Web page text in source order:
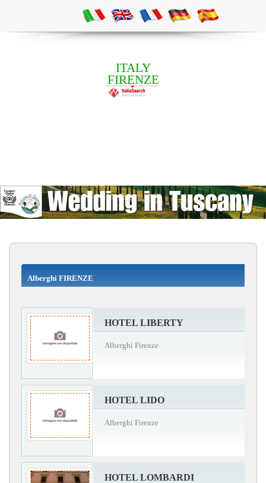
ITALY
FIRENZE
Alberghi FIRENZE
HOTEL LIBERTY
Alberghi Firenze
HOTEL LIDO
Alberghi Firenze
HOTEL LOMBARDI